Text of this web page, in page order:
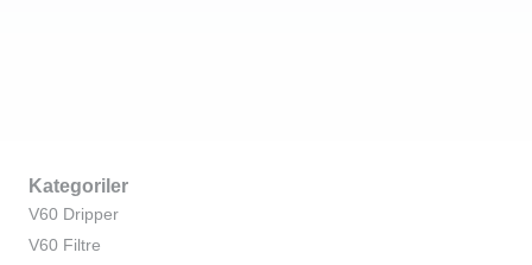
Kategoriler
V60 Dripper
V60 Filtre